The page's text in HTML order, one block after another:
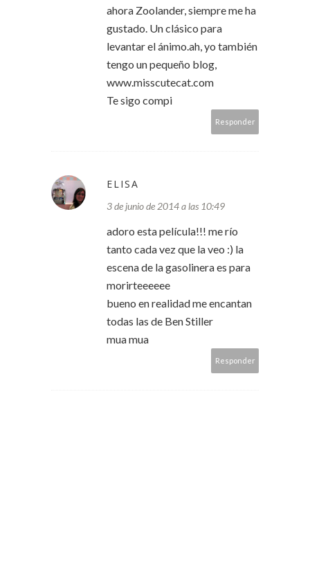
ahora Zoolander, siempre me ha
gustado. Un clásico para
levantar el ánimo.ah, yo también
tengo un pequeño blog,
www.misscutecat.com
Te sigo compi
Responder
ELISA
3 de junio de 2014 a las 10:49
adoro esta película!!! me río
tanto cada vez que la veo :) la
escena de la gasolinera es para
morirteeeeee
bueno en realidad me encantan
todas las de Ben Stiller
mua mua
Responder